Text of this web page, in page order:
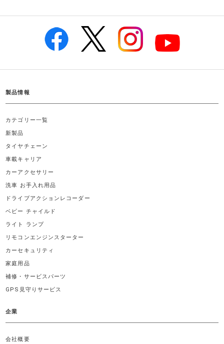
製品情報
カテゴリー一覧
新製品
タイヤチェーン
車載キャリア
カーアクセサリー
洗車 お手入れ用品
ドライブアクションレコーダー
ベビー チャイルド
ライト ランプ
リモコンエンジンスターター
カーセキュリティ
家庭用品
補修・サービスパーツ
GPS見守りサービス
企業
会社概要